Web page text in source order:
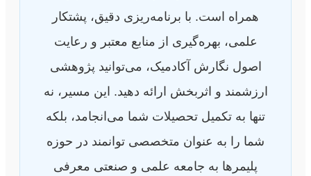
همراه است. با برنامه‌ریزی دقیق، پشتکار
علمی، بهره‌گیری از منابع معتبر و رعایت
اصول نگارش آکادمیک، می‌توانید پژوهشی
ارزشمند و اثربخش ارائه دهید. این مسیر، نه
تنها به تکمیل تحصیلات شما می‌انجامد، بلکه
شما را به عنوان متخصصی توانمند در حوزه
پلیمرها به جامعه علمی و صنعتی معرفی